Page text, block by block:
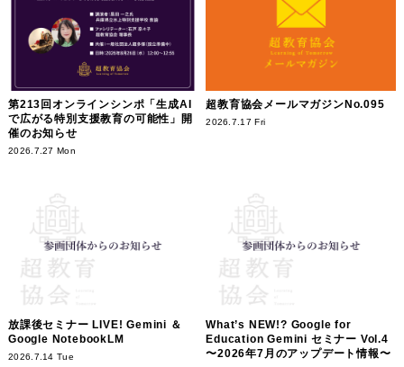
第213回オンラインシンポ「生成AI
で広がる特別支援教育の可能性」開
催のお知らせ
2026.7.27 Mon
超教育協会メールマガジンNo.095
2026.7.17 Fri
放課後セミナー LIVE! Gemini ＆
Google NotebookLM
2026.7.14 Tue
What’s NEW!? Google for
Education Gemini セミナー Vol.4
〜2026年7月のアップデート情報〜